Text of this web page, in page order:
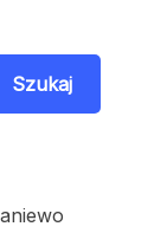
Szukaj